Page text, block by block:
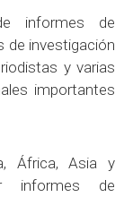
informes de
de investigación
y varias
importantes
África, Asia y
informes de